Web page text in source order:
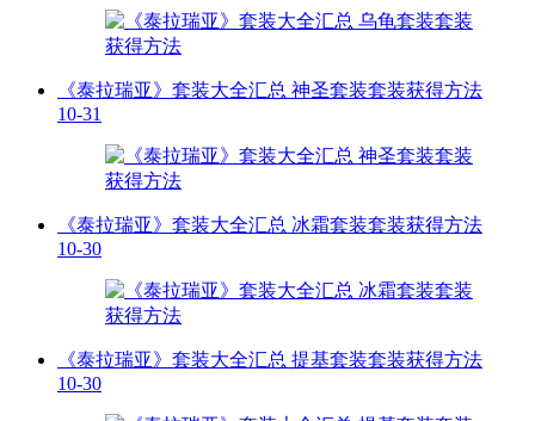
《泰拉瑞亚》套装大全汇总 神圣套装套装获得方法
10-31
《泰拉瑞亚》套装大全汇总 冰霜套装套装获得方法
10-30
《泰拉瑞亚》套装大全汇总 提基套装套装获得方法
10-30